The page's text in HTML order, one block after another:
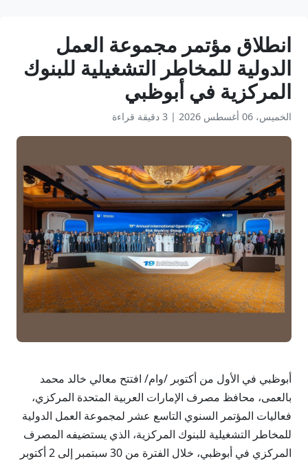
انطلاق مؤتمر مجموعة العمل
الدولية للمخاطر التشغيلية للبنوك
المركزية في أبوظبي
الخميس، 06 أغسطس 2026 | 3 دقيقة قراءة
أبوظبي في الأول من أكتوبر /وام/ افتتح معالي خالد محمد
بالعمى، محافظ مصرف الإمارات العربية المتحدة المركزي،
فعاليات المؤتمر السنوي التاسع عشر لمجموعة العمل الدولية
للمخاطر التشغيلية للبنوك المركزية، الذي يستضيفه المصرف
المركزي في أبوظبي، خلال الفترة من 30 سبتمبر إلى 2 أكتوبر